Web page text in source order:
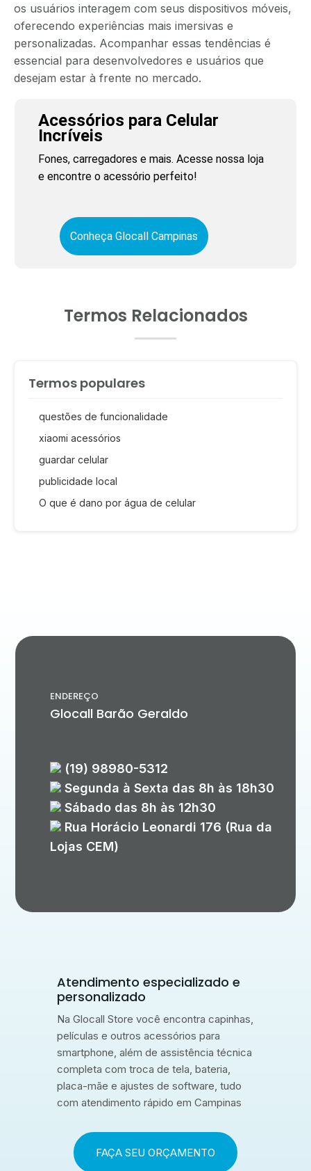
os usuários interagem com seus dispositivos móveis,
oferecendo experiências mais imersivas e
personalizadas. Acompanhar essas tendências é
essencial para desenvolvedores e usuários que
desejam estar à frente no mercado.
Acessórios para Celular
Incríveis
Fones, carregadores e mais. Acesse nossa loja
e encontre o acessório perfeito!
Conheça Glocall Campinas
Termos Relacionados
Termos populares
questões de funcionalidade
xiaomi acessórios
guardar celular
publicidade local
O que é dano por água de celular
ENDEREÇO
Glocall Barão Geraldo
(19) 98980-5312
Segunda à Sexta das 8h às 18h30
Sábado das 8h às 12h30
Rua Horácio Leonardi 176 (Rua da
Lojas CEM)
Atendimento especializado e
personalizado
Na Glocall Store você encontra capinhas,
películas e outros acessórios para
smartphone, além de assistência técnica
completa com troca de tela, bateria,
placa-mãe e ajustes de software, tudo
com atendimento rápido em Campinas
FAÇA SEU ORÇAMENTO